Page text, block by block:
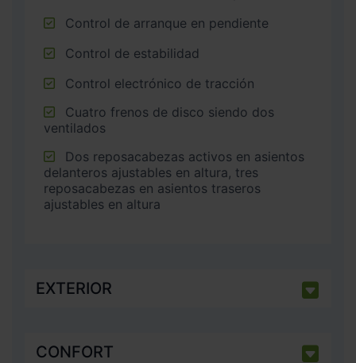
Control de arranque en pendiente
Control de estabilidad
Control electrónico de tracción
ventilados
delanteros ajustables en altura, tres
reposacabezas en asientos traseros
ajustables en altura
EXTERIOR
CONFORT